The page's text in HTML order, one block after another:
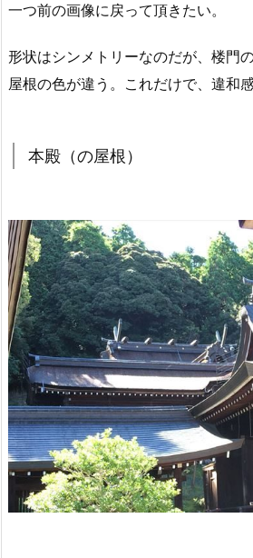
一つ前の画像に戻って頂きたい。
形状はシンメトリーなのだが、楼門
屋根の色が違う。これだけで、違和感
本殿（の屋根）